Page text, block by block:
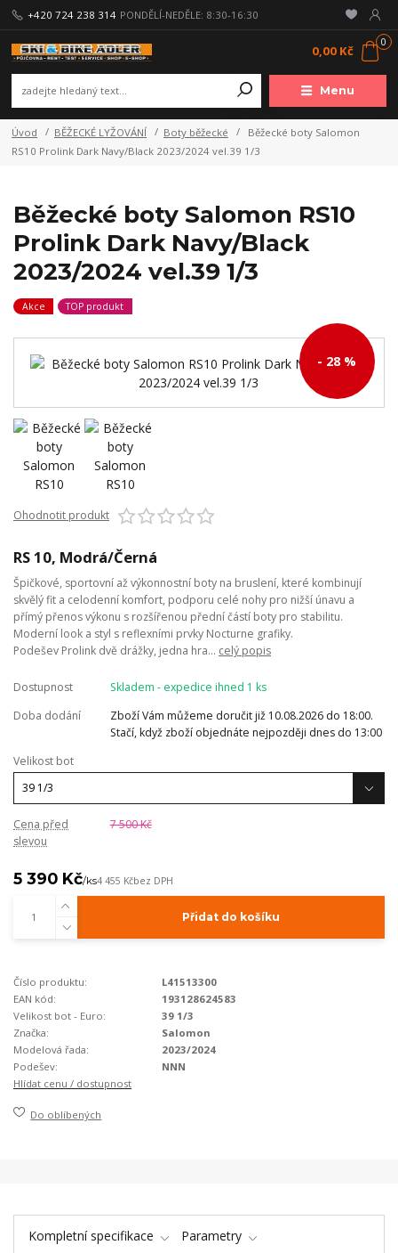
Menu
+420 724 238 314 PONDĚLÍ-NEDĚLE: 8:30-16:30
0
0,00 Kč
Úvod BĚŽECKÉ LYŽOVÁNÍ Boty běžecké
Běžecké boty Salomon
RS10 Prolink Dark Navy/Black 2023/2024 vel.39 1/3
Běžecké boty Salomon RS10
Prolink Dark Navy/Black
2023/2024 vel.39 1/3
Akce TOP produkt
- 28 %
Ohodnotit produkt
RS 10, Modrá/Černá
Špičkové, sportovní až výkonnostní boty na bruslení, které kombinují
skvělý fit a celodenní komfort, podporu celé nohy pro nižší únavu a
přímý přenos výkonu s rozšířenou přední částí boty pro stabilitu.
Moderní look a styl s reflexními prvky Nocturne grafiky.
Podešev Prolink dvě drážky, jedna hra... celý popis
Dostupnost
Skladem - expedice ihned 1 ks
Doba dodání
Zboží Vám můžeme doručit již 10.08.2026 do 18:00.
Stačí, když zboží objednáte nejpozději dnes do 13:00
Velikost bot
Cena před
slevou
7 500 Kč
5 390 Kč/ks4 455 Kčbez DPH
Přidat do košíku
Číslo produktu:
L41513300
EAN kód:
193128624583
Velikost bot - Euro:
39 1/3
Značka:
Salomon
Modelová řada:
2023/2024
Podešev:
NNN
Hlídat cenu / dostupnost
Do oblíbených
Kompletní specifikace
Parametry